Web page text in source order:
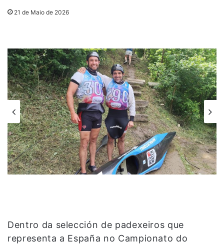
21 de Maio de 2026
Dentro da selección de padexeiros que
representa a España no Campionato do